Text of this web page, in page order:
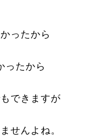
ったから
ったから
できますが
せんよね。